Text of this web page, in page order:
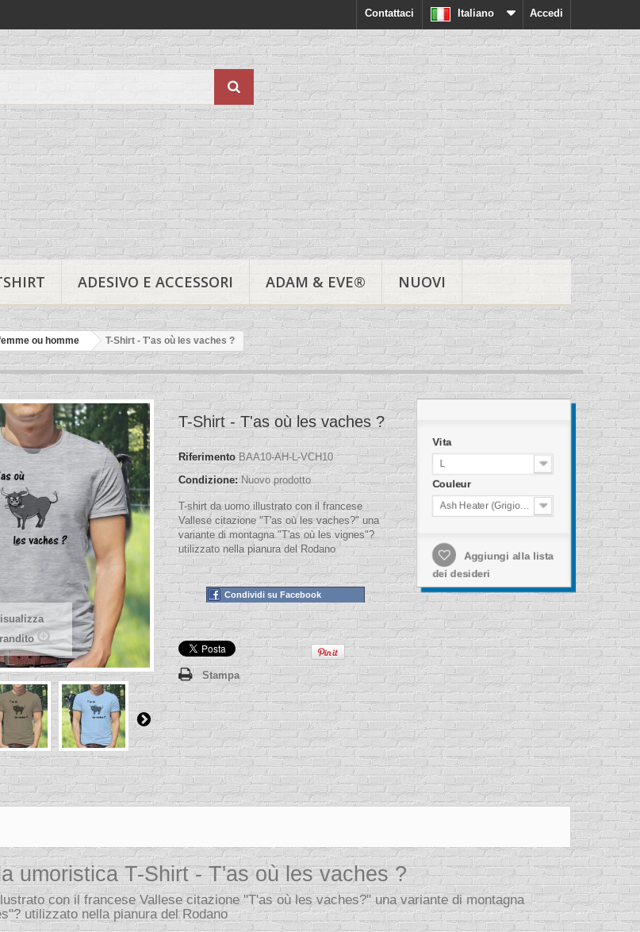
Accedi
Italiano
Contattaci
ADESIVO E ACCESSORI ADAM & EVE® NUOVI
ou homme T-Shirt - T'as où les vaches ?
T-Shirt - T'as où les vaches ?
Riferimento BAA10-AH-L-VCH10
Condizione: Nuovo prodotto
T-shirt da uomo illustrato con il francese
Vallese citazione "T'as où les vaches?" una
variante di montagna "T'as où les vignes"?
utilizzato nella pianura del Rodano
Condividi su Facebook
Stampa
Vita
L
Couleur
Ash Heater (Grigio cenere)
Aggiungi alla lista
dei desideri
umoristica T-Shirt - T'as où les vaches ?
con il francese Vallese citazione "T'as où les vaches?" una variante di montagna
utilizzato nella pianura del Rodano